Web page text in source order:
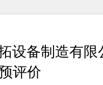
设备制造有
评价